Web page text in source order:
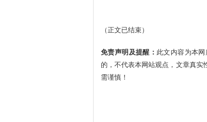
（正文已结束）
免责声明及提醒： 此文内容为本
的，不代表本网站观点，文章真实
需谨慎！